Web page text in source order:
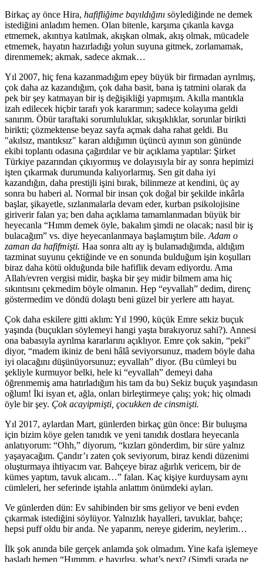
Birkaç ay önce Hira, hafifliğime bayıldığını söylediğinde ne demek
istediğini anladım hemen. Olan bitenle, karşıma çıkanla kavga
etmemek, akıntıya katılmak, akışkan olmak, akış olmak, mücadele
etmemek, hayatın hazırladığı yolun suyuna gitmek, zorlamamak,
direnmemek; akmak, sadece akmak…
Yıl 2007, hiç fena kazanmadığım epey büyük bir firmadan ayrılmış,
çok daha az kazandığım, çok daha basit, bana iş tatmini olarak da
pek bir şey katmayan bir iş değişikliği yapmışım. Akılla mantıkla
izah edilecek hiçbir tarafı yok kararımın; sadece kolayıma geldi
sanırım. Öbür taraftaki sorumluluklar, sıkışıklıklar, sorunlar birikti
birikti; çözmektense beyaz sayfa açmak daha rahat geldi. Bu
"akılsız, mantıksız" kararı aldığımın üçüncü ayının son gününde
ekibi toplantı odasına çağırdılar ve bir açıklama yaptılar: Şirket
Türkiye pazarından çıkıyormuş ve dolayısıyla bir ay sonra hepimizi
işten çıkarmak durumunda kalıyorlarmış. Sen git daha iyi
kazandığın, daha prestijli işini bırak, bilinmeze at kendini, üç ay
sonra bu haberi al. Normal bir insan çok doğal bir şekilde inkârla
başlar, şikayetle, sızlanmalarla devam eder, kurban psikolojisine
giriverir falan ya; ben daha açıklama tamamlanmadan büyük bir
heyecanla “Hımm demek öyle, bakalım şimdi ne olacak; nasıl bir iş
bulacağım” vs. diye heyecanlanmaya başlamıştım bile. Adam o
zaman da hafifmişti. Haa sonra altı ay iş bulamadığımda, aldığım
tazminat suyunu çektiğinde ve en sonunda bulduğum işin koşulları
biraz daha kötü olduğunda bile hafiflik devam ediyordu. Ama
Allah/evren vergisi midir, başka bir şey midir bilmem ama hiç
sıkıntısını çekmedim böyle olmanın. Hep “eyvallah” dedim, direnç
göstermedim ve döndü dolaştı beni güzel bir yerlere attı hayat.
Çok daha eskilere gitti aklım: Yıl 1990, küçük Emre sekiz buçuk
yaşında (buçukları söylemeyi hangi yaşta bırakıyoruz sahi?). Annesi
ona babasıyla ayrılma kararlarını açıklıyor. Emre çok sakin, “peki”
diyor, “madem ikiniz de beni hâlâ seviyorsunuz, madem böyle daha
iyi olacağını düşünüyorsunuz; eyvallah” diyor. (Bu cümleyi bu
şekliyle kurmuyor belki, hele ki “eyvallah” demeyi daha
öğrenmemiş ama hatırladığım his tam da bu) Sekiz buçuk yaşındasın
oğlum! İki isyan et, ağla, onları birleştirmeye çalış; yok; hiç olmadı
öyle bir şey. Çok acayipmişti, çocukken de cinsmişti.
Yıl 2017, aylardan Mart, günlerden birkaç gün önce: Bir buluşma
için bizim köye gelen tanıdık ve yeni tanıdık dostlara heyecanla
anlatıyorum: “Ohh,” diyorum, “kızları gönderdim, bir süre yalnız
yaşayacağım. Çandır’ı zaten çok seviyorum, biraz kendi düzenimi
oluşturmaya ihtiyacım var. Bahçeye biraz ağırlık vericem, bir de
kümes yaptım, tavuk alıcam…” falan. Kaç kişiye kurduysam aynı
cümleleri, her seferinde iştahla anlattım önümdeki ayları.
Ve günlerden dün: Ev sahibinden bir sms geliyor ve beni evden
çıkarmak istediğini söylüyor. Yalnızlık hayalleri, tavuklar, bahçe;
hepsi puff oldu bir anda. Ne yaparım, nereye giderim, neylerim…
İlk şok anında bile gerçek anlamda şok olmadım. Yine kafa işlemeye
başladı hemen “Hımmm, e hayırlısı, what’s next? (Şimdi sırada ne